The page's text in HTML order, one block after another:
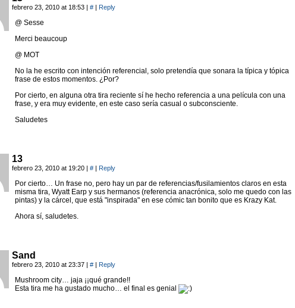
febrero 23, 2010 at 18:53 | # | Reply
@ Sesse
Merci beaucoup
@ MOT
No la he escrito con intención referencial, solo pretendía que sonara la típica y tópica
frase de estos momentos. ¿Por?
Por cierto, en alguna otra tira reciente sí he hecho referencia a una película con una
frase, y era muy evidente, en este caso sería casual o subconsciente.
Saludetes
13
febrero 23, 2010 at 19:20 | # | Reply
Por cierto… Un frase no, pero hay un par de referencias/fusilamientos claros en esta
misma tira, Wyatt Earp y sus hermanos (referencia anacrónica, solo me quedo con las
pintas) y la cárcel, que está "inspirada" en ese cómic tan bonito que es Krazy Kat.
Ahora sí, saludetes.
Sand
febrero 23, 2010 at 23:37 | # | Reply
Mushroom city… jaja ¡¡qué grande!!
Esta tira me ha gustado mucho… el final es genial